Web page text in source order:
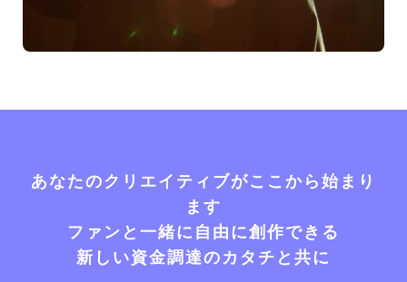
あなたのクリエイティブがここから始まり
ます
ファンと一緒に自由に創作できる
新しい資金調達のカタチと共に